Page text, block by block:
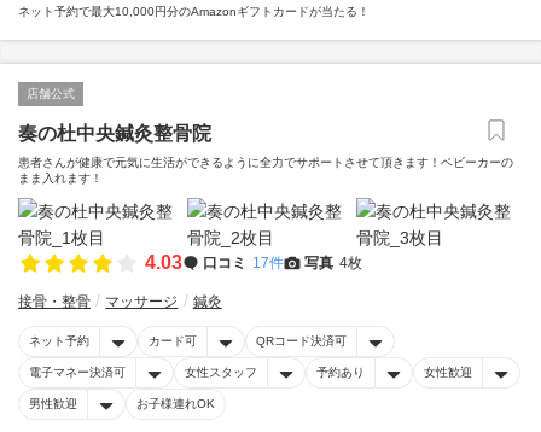
ネット予約で最大10,000円分のAmazonギフトカードが当たる！
店舗公式
奏の杜中央鍼灸整骨院
患者さんが健康で元気に生活ができるように全力でサポートさせて頂きます！ベビーカーの
まま入れます！
4.03 口コミ 17件 写真 4枚
接骨・整骨 マッサージ 鍼灸
ネット予約 カード可 QRコード決済可
電子マネー決済可 女性スタッフ 予約あり 女性歓迎
男性歓迎 お子様連れOK